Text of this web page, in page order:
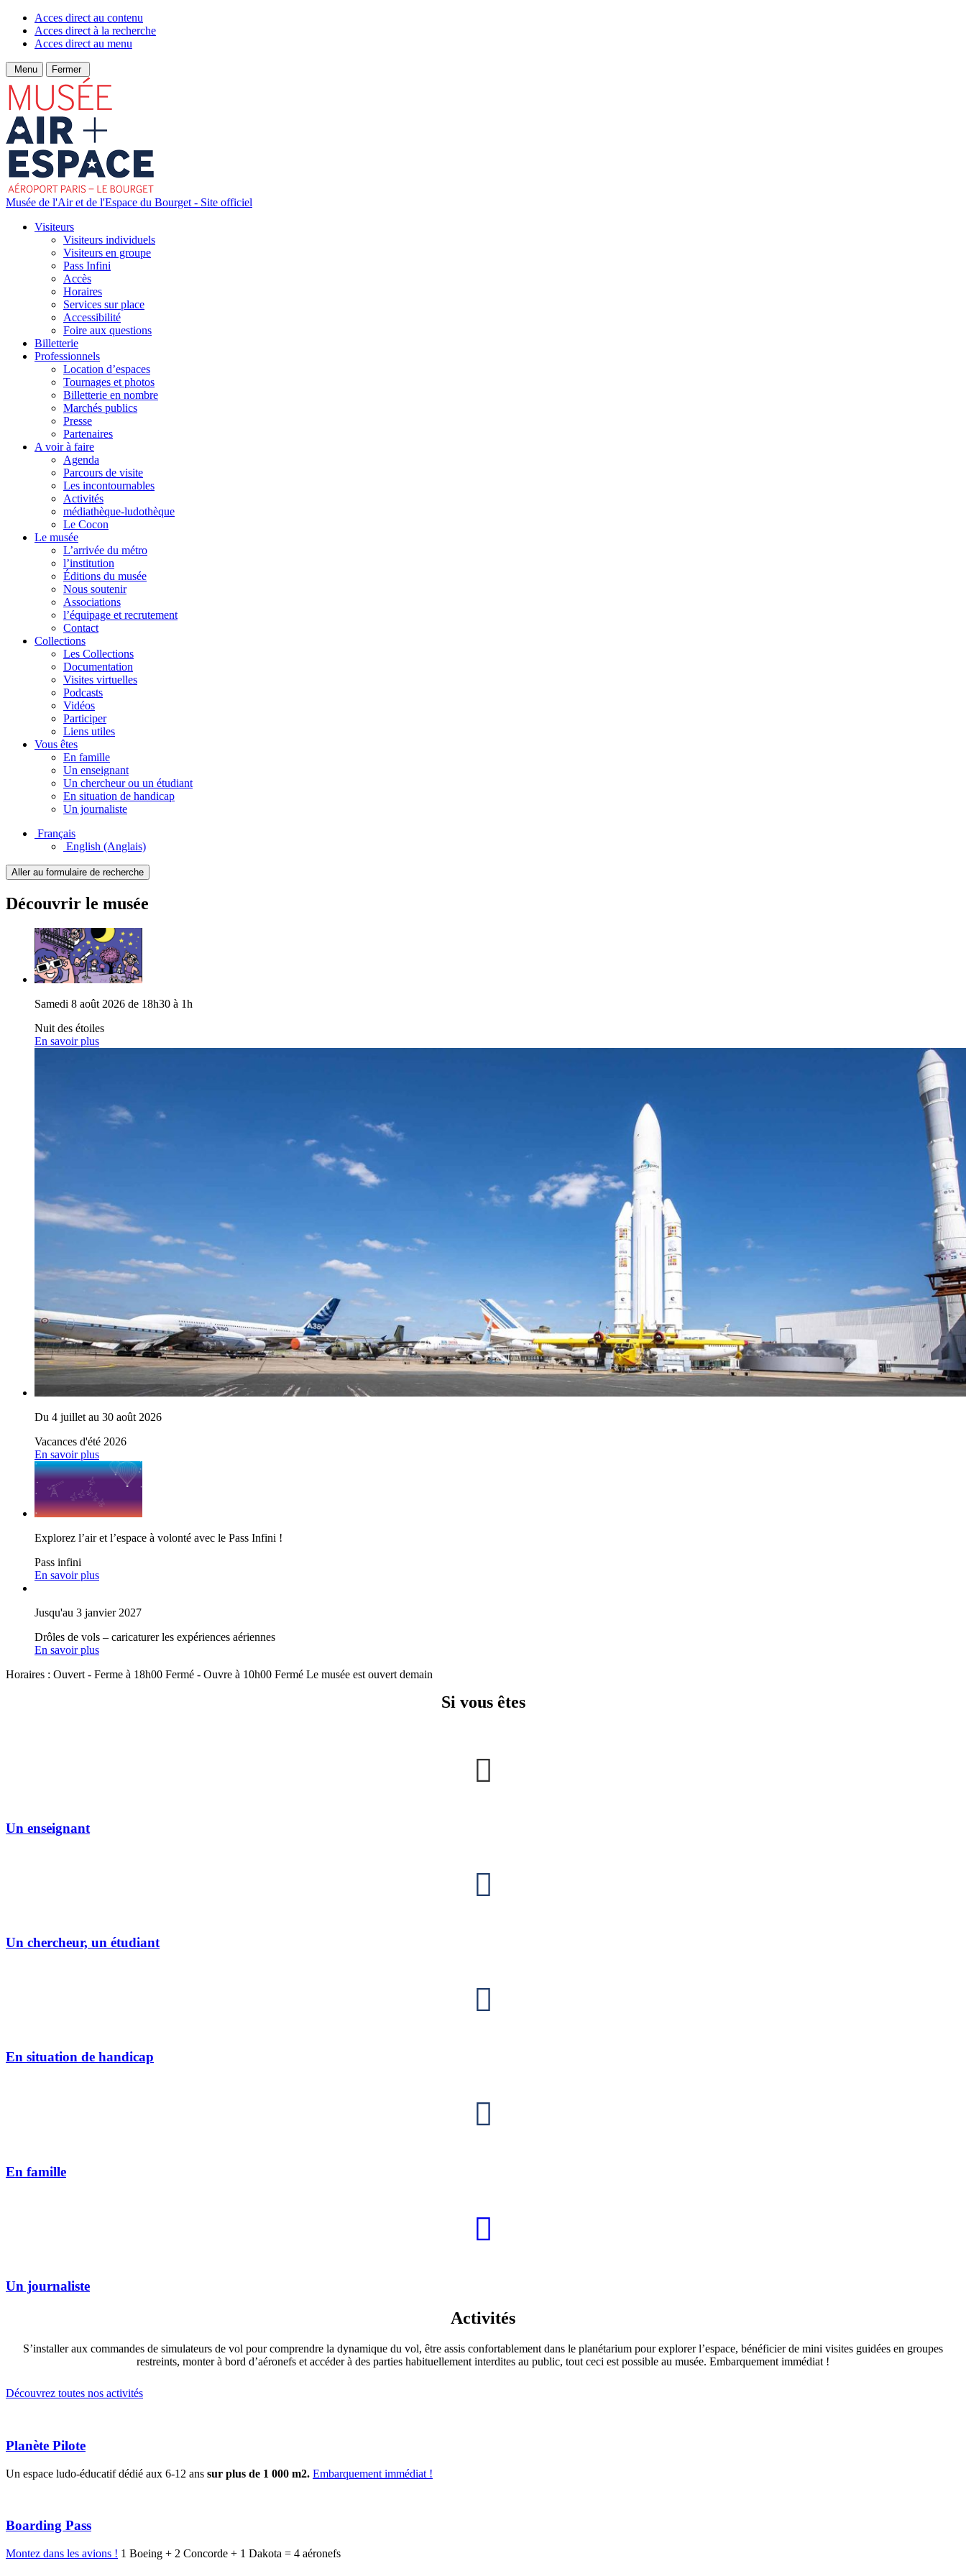
Acces direct au contenu
Acces direct à la recherche
Acces direct au menu
Menu Fermer
Musée de l'Air et de l'Espace du Bourget - Site officiel
Visiteurs
Visiteurs individuels
Visiteurs en groupe
Pass Infini
Accès
Horaires
Services sur place
Accessibilité
Foire aux questions
Billetterie
Professionnels
Location d’espaces
Tournages et photos
Billetterie en nombre
Marchés publics
Presse
Partenaires
A voir à faire
Agenda
Parcours de visite
Les incontournables
Activités
médiathèque-ludothèque
Le Cocon
Le musée
L’arrivée du métro
l’institution
Éditions du musée
Nous soutenir
Associations
l’équipage et recrutement
Contact
Collections
Les Collections
Documentation
Visites virtuelles
Podcasts
Vidéos
Participer
Liens utiles
Vous êtes
En famille
Un enseignant
Un chercheur ou un étudiant
En situation de handicap
Un journaliste
Français
English (Anglais)
Aller au formulaire de recherche
Découvrir le musée
Samedi 8 août 2026 de 18h30 à 1h
Nuit des étoiles
En savoir plus
Du 4 juillet au 30 août 2026
Vacances d'été 2026
En savoir plus
Explorez l’air et l’espace à volonté avec le Pass Infini !
Pass infini
En savoir plus
Jusqu'au 3 janvier 2027
Drôles de vols – caricaturer les expériences aériennes
En savoir plus
Horaires : Ouvert - Ferme à 18h00 Fermé - Ouvre à 10h00 Fermé Le musée est ouvert demain
Si vous êtes
Un enseignant
Un chercheur, un étudiant
En situation de handicap
En famille
Un journaliste
Activités
S’installer aux commandes de simulateurs de vol pour comprendre la dynamique du vol, être assis confortablement dans le planétarium pour explorer l’espace, bénéficier de mini visites guidées en groupes
restreints, monter à bord d’aéronefs et accéder à des parties habituellement interdites au public, tout ceci est possible au musée. Embarquement immédiat !
Découvrez toutes nos activités
Planète Pilote
Un espace ludo-éducatif dédié aux 6-12 ans sur plus de 1 000 m2. Embarquement immédiat !
Boarding Pass
Montez dans les avions ! 1 Boeing + 2 Concorde + 1 Dakota = 4 aéronefs